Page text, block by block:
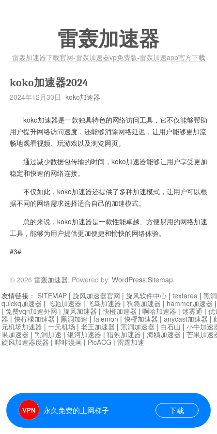
雷轰加速器
雷轰加速器下载官网-雷轰加速器vp免费版-雷轰加速app官方下载
koko加速器2024
2024年12月30日 koko加速器
koko加速器是一款独具特色的网络访问工具，它不仅能够帮助
用户提升网络访问速度，还能够消除网络延迟，让用户能够更加流
畅地观看视频、玩游戏以及浏览网页。
通过减少数据包传输的时间，koko加速器能够让用户享受更加
稳定和快速的网络连接。
不仅如此，koko加速器还提供了多种加速模式，让用户可以根
据不同的网络需求选择适合自己的加速模式。
总的来说，koko加速器是一款性能卓越、方便易用的网络加速
工具，能够为用户提供更加便捷和愉快的网络体验。
#3#
© 2026 雷轰加速器. Powered by: WordPress.Sitemap.
永久免费的上网梯子 下载
友情链接： SITEMAP | 旋风加速器官网 | 旋风软件中心 | textarea | 黑
quickq加速器 | 飞驰加速器 | 飞鸟加速器 | 狗急加速器 | hammer加速器
| 免费vqn加速外网 | 旋风加速器 |快橙加速器 | 啊哈加速器 | 迷雾通 | 优
器 |快柠檬加速器 | 黑洞加速 | falemon |快橙加速器 | anycast加速器 |
元机场加速器 | 一元机场 | 老王加速器 | 黑洞加速器 | 白石山 | 小牛加速
果加速器 | 黑洞加速 | 银河加速器 | 猎豹加速器 | 海鸥加速器 | 芒果加速
旋风加速器度器 | 哔咔漫画 | PicACG | 雷霆加速